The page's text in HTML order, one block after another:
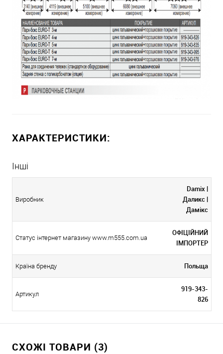
ХАРАКТЕРИСТИКИ:
Інші
Виробник
Damix |
Даликс |
Дамікс
Статус інтернет магазину www.m555.com.ua
ОФІЦІЙНИЙ
ІМПОРТЕР
Країна бренду Польща
Артикул
919-343-
826
СХОЖІ ТОВАРИ (3)